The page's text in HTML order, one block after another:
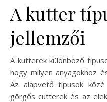
A kutter
jellemzői
A kutterek különböző
hogy milyen anyagokhoz
Az alapvető típusok
görgős cutterek és az